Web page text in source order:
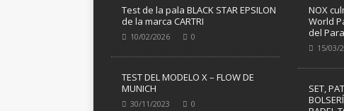
Test de la pala BLACK STAR EPSILON
de la marca CARTRI
10/02/2026 0
TEST DEL MODELO X – FLOW DE
MUNICH
30/11/2023 0
NOX
World
del
15/03/
SET,